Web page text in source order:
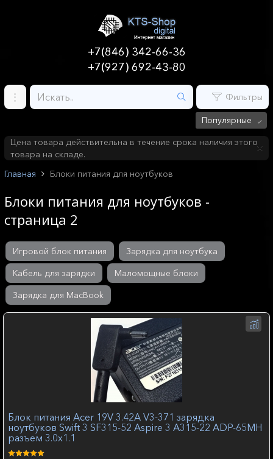
+7(846) 342-66-36
+7(927) 692-43-80
Фильтры
Популярные
Цена товара действительна в течение срока наличия этого
товара на складе.
Главная
Блоки питания для ноутбуков
Блоки питания для ноутбуков -
страница 2
Игровой блок питания
Зарядка для ноутбука
Кабель для зарядки
Маломощные блоки
Зарядка для MacBook
Блок питания Acer 19V 3.42А V3-371 зарядка
ноутбуков Swift 3 SF315-52 Aspire 3 A315-22 ADP-65MH
разъем 3.0x1.1